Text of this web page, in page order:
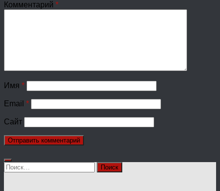
Комментарий *
Имя *
Email *
Сайт
Найти: